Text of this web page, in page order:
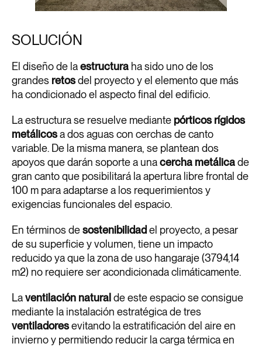
SOLUCIÓN
El diseño de laestructura ha sido uno de los
grandes retosdel proyecto y el elemento que más
ha condicionado el aspecto final del edificio.
La estructura se resuelve mediante pórticos rígidos
metálicosa dos aguas con cerchas de canto
variable. De la misma manera, se plantean dos
apoyos que darán soporte a unacercha metálicade
gran canto que posibilitará la apertura libre frontal de
100 m para adaptarse a los requerimientos y
exigencias funcionales del espacio.
En términos desostenibilidad el proyecto, a pesar
de su superficie y volumen, tiene un impacto
reducido ya que la zona de uso hangaraje (3794,14
m2) no requiere ser acondicionada climáticamente.
Laventilación natural de este espacio se consigue
mediante la instalación estratégica de tres
ventiladoresevitando la estratificación del aire en
invierno y permitiendo reducir la carga térmica en